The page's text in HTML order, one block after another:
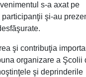
s-a axat pe
şi-au
şi contribuţia
organizare a Şcolii
şi deprinderile